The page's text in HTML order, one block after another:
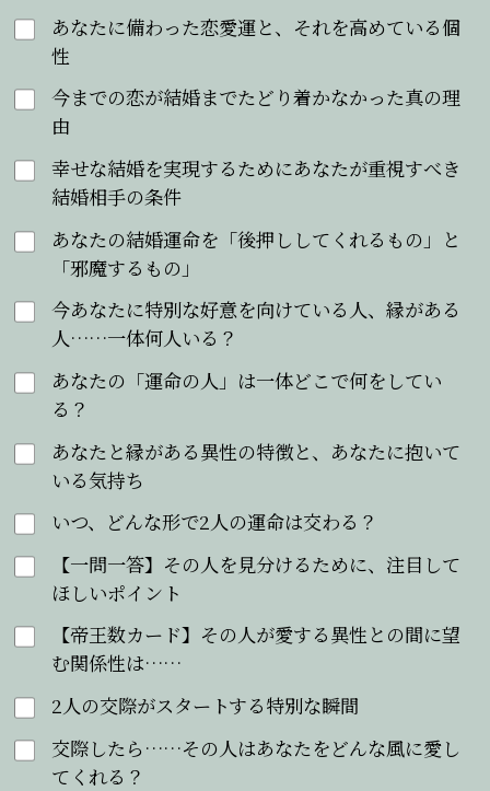
あなたに備わった恋愛運と、それを高めている個
性
今までの恋が結婚までたどり着かなかった真の理
由
幸せな結婚を実現するためにあなたが重視すべき
結婚相手の条件
あなたの結婚運命を「後押ししてくれるもの」と
「邪魔するもの」
今あなたに特別な好意を向けている人、縁がある
人……一体何人いる？
あなたの「運命の人」は一体どこで何をしてい
る？
あなたと縁がある異性の特徴と、あなたに抱いて
いる気持ち
いつ、どんな形で2人の運命は交わる？
【一問一答】その人を見分けるために、注目して
ほしいポイント
【帝王数カード】その人が愛する異性との間に望
む関係性は……
2人の交際がスタートする特別な瞬間
交際したら……その人はあなたをどんな風に愛し
てくれる？